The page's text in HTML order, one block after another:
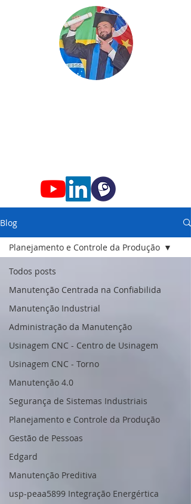
ProfessorEdgard
Blog
Todos posts
Manutenção Centrada na Confiabilida
Manutenção Industrial
Administração da Manutenção
Usinagem CNC - Centro de Usinagem
Usinagem CNC - Torno
Manutenção 4.0
Segurança de Sistemas Industriais
Planejamento e Controle da Produção
Gestão de Pessoas
Edgard
Manutenção Preditiva
usp-peaa5899 Integração Energértica
Planejamento e Controle da Produção